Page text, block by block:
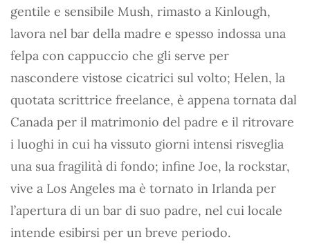
gentile e sensibile Mush, rimasto a Kinlough,
lavora nel bar della madre e spesso indossa una
felpa con cappuccio che gli serve per
nascondere vistose cicatrici sul volto; Helen, la
quotata scrittrice freelance, è appena tornata dal
Canada per il matrimonio del padre e il ritrovare
i luoghi in cui ha vissuto giorni intensi risveglia
una sua fragilità di fondo; infine Joe, la rockstar,
vive a Los Angeles ma è tornato in Irlanda per
l’apertura di un bar di suo padre, nel cui locale
intende esibirsi per un breve periodo.